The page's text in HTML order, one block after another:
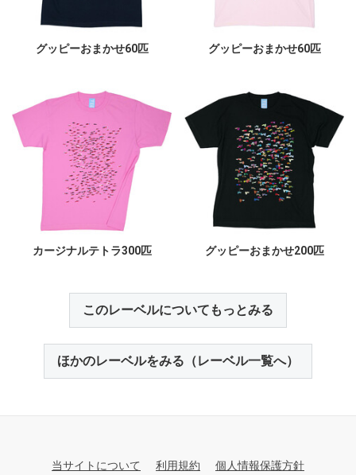
グッピーおまかせ60匹 グッピーおまかせ60匹
カージナルテトラ300匹 グッピーおまかせ200匹
このレーベルについてもっとみる
ほかのレーベルをみる（レーベル一覧へ）
当サイトについて 利用規約 個人情報保護方針